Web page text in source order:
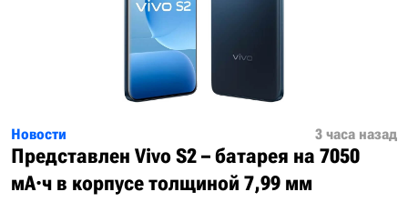
Новости 3 часа назад
Представлен Vivo S2 – батарея на 7050
мА·ч в корпусе толщиной 7,99 мм